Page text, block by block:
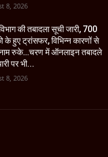
8, 2026
विभाग की तबादला सूची जारी, 700
के हुए ट्रांसफर, विभिन्न कारणों से
रुके…चरण में ऑनलाइन तबादले
पर भी...
8, 2026